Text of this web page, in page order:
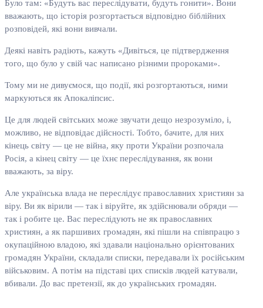
Було там: «Будуть вас переслідувати, будуть гонити». Вони
вважають, що історія розгортається відповідно біблійних
розповідей, які вони вивчали.
Деякі навіть радіють, кажуть «Дивіться, це підтвердження
того, що було у свій час написано різними пророками».
Тому ми не дивуємося, що події, які розгортаються, ними
маркуються як Апокаліпсис.
Це для людей світських може звучати дещо незрозуміло, і,
можливо, не відповідає дійсності. Тобто, бачите, для них
кінець світу — це не війна, яку проти України розпочала
Росія, а кінец світу — це їхнє переслідування, як вони
вважають, за віру.
Але українська влада не переслідує православних християн за
віру. Ви як вірили — так і віруйте, як здійснювали обряди —
так і робите це. Вас переслідують не як православних
християн, а як паршивих громадян, які пішли на співпрацю з
окупаційною владою, які здавали національно орієнтованих
громадян України, складали списки, передавали їх російським
військовим. А потім на підставі цих списків людей катували,
вбивали. До вас претензії, як до українських громадян.